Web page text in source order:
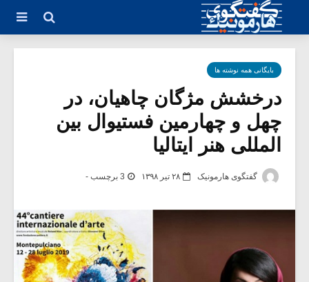
بایگانی همه نوشته ها
درخشش مژگان چاهیان، در
چهل و چهارمین فستیوال بین
المللی هنر ایتالیا
گفتگوی هارمونیک ۲۸ تیر ۱۳۹۸ 3 برچسب -